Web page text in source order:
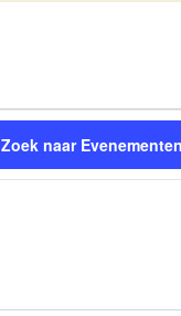
Zoek naar Evenementen